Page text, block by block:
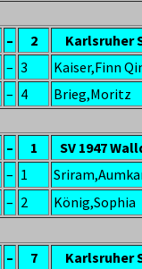
– 2
Karlsruher
– 3
Kaiser,Finn
– 4 Brieg,Moritz
– 1
SV 1947
– 1
– 2 König,Sophia
– 7
Karlsruher